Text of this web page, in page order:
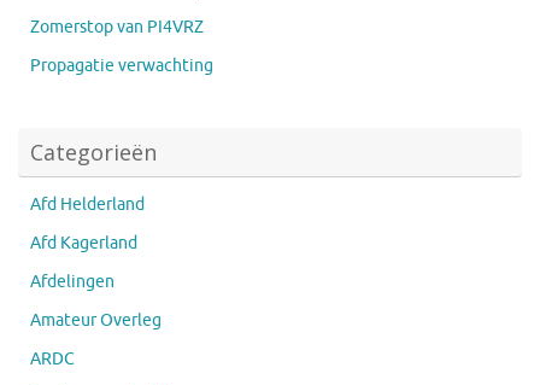
Zomerstop van PI4VRZ
Propagatie verwachting
Categorieën
Afd Helderland
Afd Kagerland
Afdelingen
Amateur Overleg
ARDC